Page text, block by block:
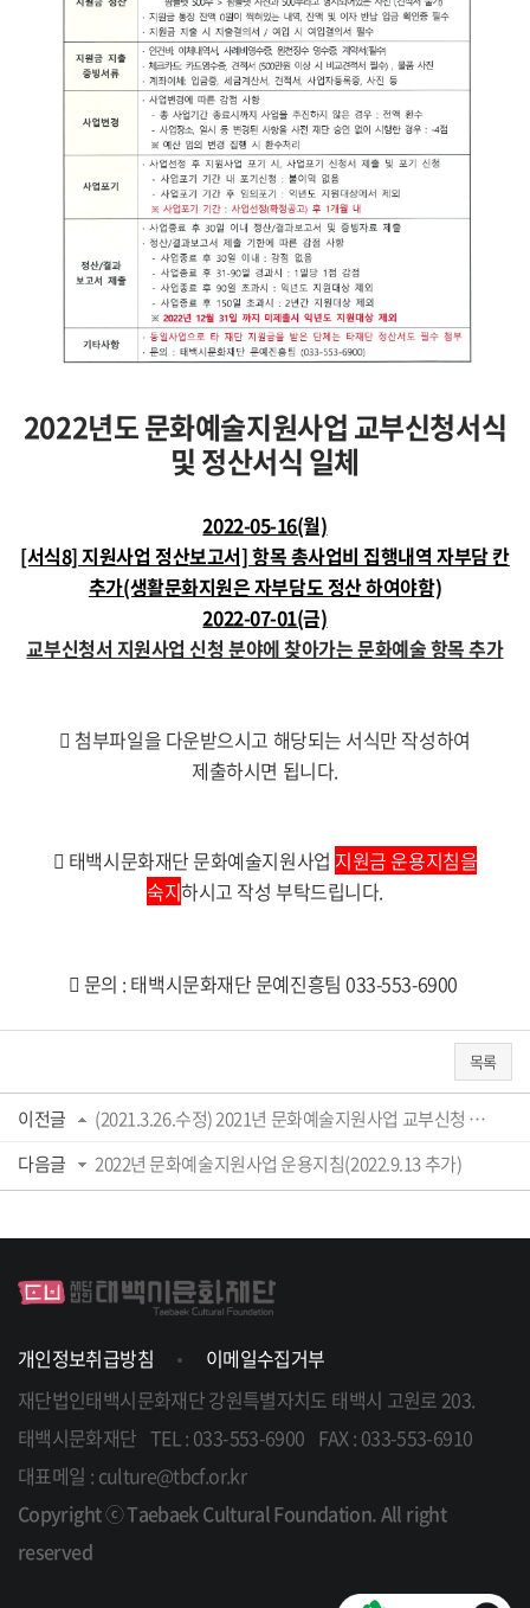
2022년도 문화예술지원사업교부신청서식
및 정산서식 일체
2022-05-16(월)
[서식8] 지원사업 정산보고서] 항목 총사업비 집행내역 자부담 칸
추가(생활문화지원은 자부담도 정산 하여야함)
2022-07-01(금)
교부신청서 지원사업 신청 분야에 찾아가는 문화예술 항목 추가
 첨부파일을 다운받으시고 해당되는 서식만 작성하여
제출하시면 됩니다.
 태백시문화재단 문화예술지원사업 지원금 운용지침을
숙지하시고 작성 부탁드립니다.
 문의 : 태백시문화재단 문예진흥팀 033-553-6900
목록
이전글
(2021.3.26.수정) 2021년 문화예술지원사업 교부신청 및 정산서식 일체
다음글
2022년 문화예술지원사업 운용지침(2022.9.13 추가)
개인정보취급방침
이메일수집거부
재단법인태백시문화재단강원특별자치도 태백시 고원로 203.
태백시문화재단 TEL : 033-553-6900 FAX : 033-553-6910
대표메일 : culture@tbcf.or.kr
Copyright ⓒ Taebaek Cultural Foundation. All right
reserved